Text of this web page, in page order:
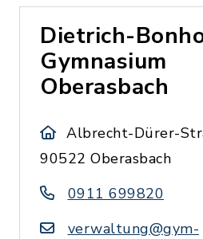
Dietrich-
Gymnasium
Oberasbach
Albrecht-Dürer-
90522 Oberasbach
0911 699820
verwaltung@gym-